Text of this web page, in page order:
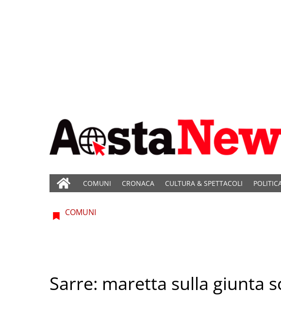
COMUNI CRONACA CULTURA & SPETTACOLI
COMUNI
Sarre: maretta sulla giunta